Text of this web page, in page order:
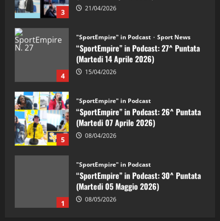
3 21/04/2026
4
"SportEmpire" in Podcast Sport News
“SportEmpire” in Podcast: 27^ Puntata
(Martedi 14 Aprile 2026)
15/04/2026
5
"SportEmpire" in Podcast
“SportEmpire” in Podcast: 26^ Puntata
(Martedi 07 Aprile 2026)
08/04/2026
1
"SportEmpire" in Podcast
“SportEmpire” in Podcast: 30^ Puntata
(Martedi 05 Maggio 2026)
08/05/2026